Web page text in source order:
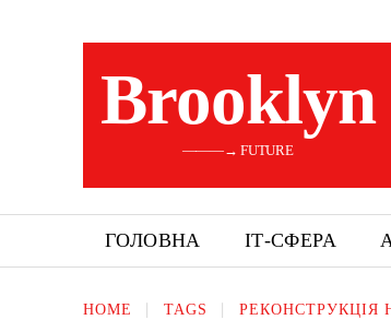
Brooklyn
———→ FUTURE
ГОЛОВНА ІТ-СФЕРА
HOME TAGS РЕКОНСТРУКЦІЯ